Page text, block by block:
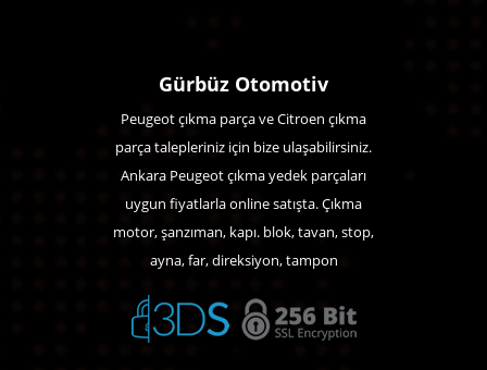
Gürbüz Otomotiv
Peugeot çıkma parça ve Citroen çıkma
parça talepleriniz için bize ulaşabilirsiniz.
Ankara Peugeot çıkma yedek parçaları
uygun fiyatlarla online satışta. Çıkma
motor, şanzıman, kapı. blok, tavan, stop,
ayna, far, direksiyon, tampon